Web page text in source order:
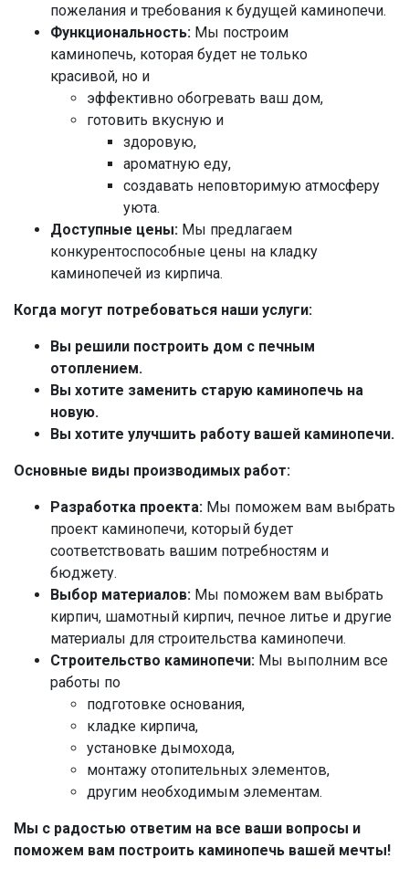
пожелания и требования к будущей каминопечи.
Функциональность: Мы построим
каминопечь, которая будет не только
красивой, но и
эффективно обогревать ваш дом,
готовить вкусную и
здоровую,
ароматную еду,
создавать неповторимую атмосферу
уюта.
Доступные цены: Мы предлагаем
конкурентоспособные цены на кладку
каминопечей из кирпича.
Когда могут потребоваться наши услуги:
Вы решили построить дом с печным
отоплением.
Вы хотите заменить старую каминопечь на
новую.
Вы хотите улучшить работу вашей каминопечи.
Основные виды производимых работ:
Разработка проекта: Мы поможем вам выбрать
проект каминопечи, который будет
соответствовать вашим потребностям и
бюджету.
Выбор материалов: Мы поможем вам выбрать
кирпич, шамотный кирпич, печное литье и другие
материалы для строительства каминопечи.
Строительство каминопечи: Мы выполним все
работы по
подготовке основания,
кладке кирпича,
установке дымохода,
монтажу отопительных элементов,
другим необходимым элементам.
Мы с радостью ответим на все ваши вопросы и
поможем вам построить каминопечь вашей мечты!